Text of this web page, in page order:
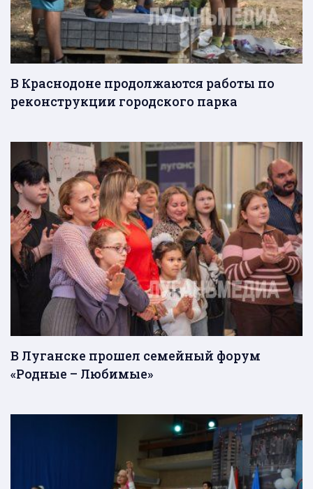
В Краснодоне продолжаются работы по
реконструкции городского парка
В Луганске прошел семейный форум
«Родные – Любимые»